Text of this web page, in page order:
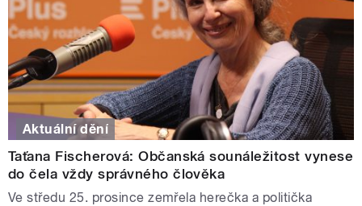
Aktuální dění
Taťana Fischerová: Občanská sounáležitost vynese
do čela vždy správného člověka
Ve středu 25. prosince zemřela herečka a politička